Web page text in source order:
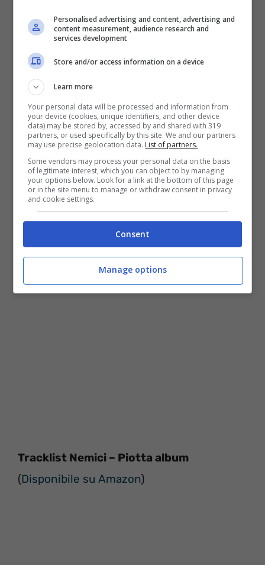
canzoni incluse in questa nuova uscita
Tracklist Nemici – Piotta album
(Disponibile su Amazon)
Personalised advertising and content, advertising and
content measurement, audience research and
services development
Store and/or access information on a device
Learn more
Your personal data will be processed and information from
your device (cookies, unique identifiers, and other device
data) may be stored by, accessed by and shared with 319
partners, or used specifically by this site. We and our partners
may use precise geolocation data. List of partners.
Some vendors may process your personal data on the basis
of legitimate interest, which you can object to by managing
your options below. Look for a link at the bottom of this page
or in the site menu to manage or withdraw consent in privacy
and cookie settings.
Consent
Manage options